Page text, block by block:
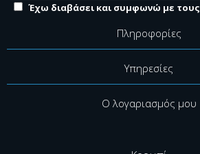
Έχω διαβάσει και συμφωνώ με τους
Πληροφορίες
Υπηρεσίες
Ο λογαριασμός μου